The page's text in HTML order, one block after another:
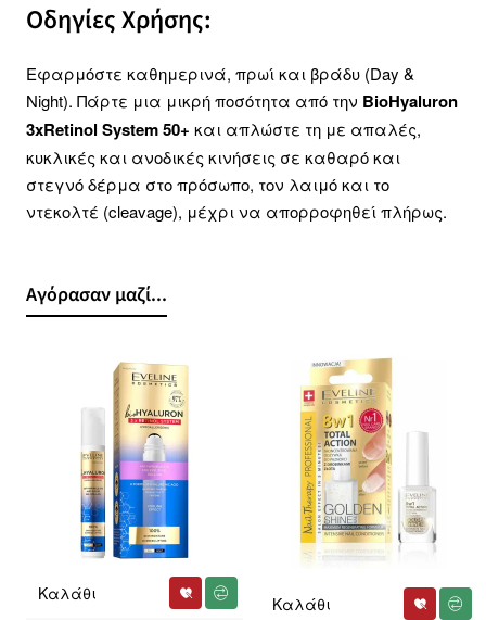
Οδηγίες Χρήσης:
Εφαρμόστε καθημερινά, πρωί και βράδυ (Day &
Night). Πάρτε μια μικρή ποσότητα από την BioHyaluron
3xRetinol System 50+ και απλώστε τη με απαλές,
κυκλικές και ανοδικές κινήσεις σε καθαρό και
στεγνό δέρμα στο πρόσωπο, τον λαιμό και το
ντεκολτέ (cleavage), μέχρι να απορροφηθεί πλήρως.
Αγόρασαν μαζί...
-25%
Καλάθι Καλάθι